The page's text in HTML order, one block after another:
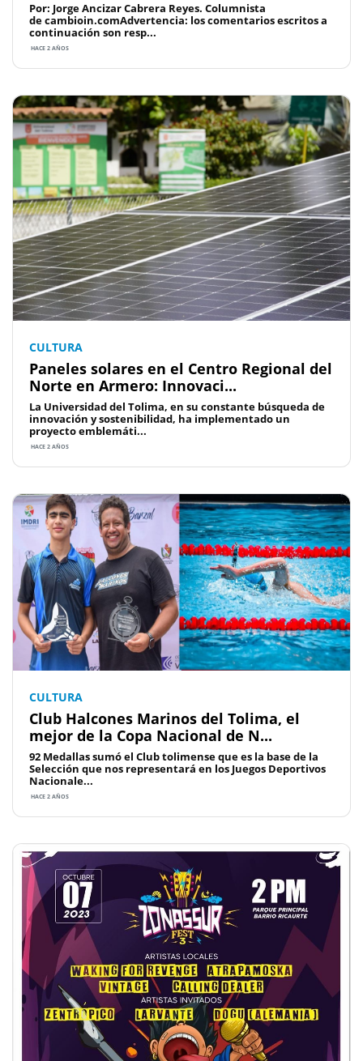
Por: Jorge Ancizar Cabrera Reyes. Columnista
de cambioin.comAdvertencia: los comentarios escritos a
continuación son resp...
HACE 2 AÑOS
CULTURA
Paneles solares en el Centro Regional del
Norte en Armero: Innovaci...
La Universidad del Tolima, en su constante búsqueda de
innovación y sostenibilidad, ha implementado un
proyecto emblemáti...
HACE 2 AÑOS
CULTURA
Club Halcones Marinos del Tolima, el
mejor de la Copa Nacional de N...
92 Medallas sumó el Club tolimense que es la base de la
Selección que nos representará en los Juegos Deportivos
Nacionale...
HACE 2 AÑOS